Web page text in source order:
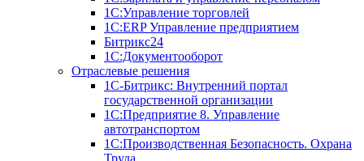
1С:Управление торговлей
1С:ERP Управление предприятием
Битрикс24
1С:Документооборот
Отраслевые решения
1С-Битрикс: Внутренний портал
государственной организации
1С:Предприятие 8. Управление
автотранспортом
1С:Производственная Безопасность. Охрана
Труда